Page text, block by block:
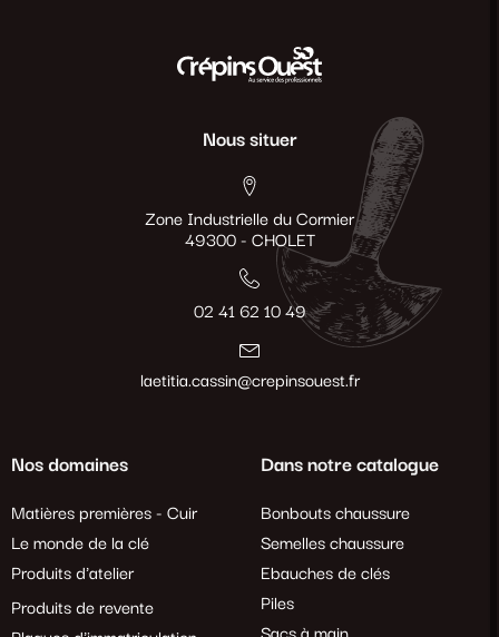
Nous situer
Zone Industrielle du Cormier
49300 - CHOLET
02 41 62 10 49
laetitia.cassin@crepinsouest.fr
Nos domaines
Matières premières - Cuir
Le monde de la clé
Produits d'atelier
Produits de revente
Dans notre catalogue
Bonbouts chaussure
Semelles chaussure
Ebauches de clés
Piles